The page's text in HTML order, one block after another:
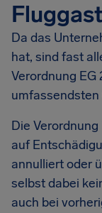
Da das
hat, sind fast
Verordnung
Die
auf
annulliert oder
selbst dabei
auch bei